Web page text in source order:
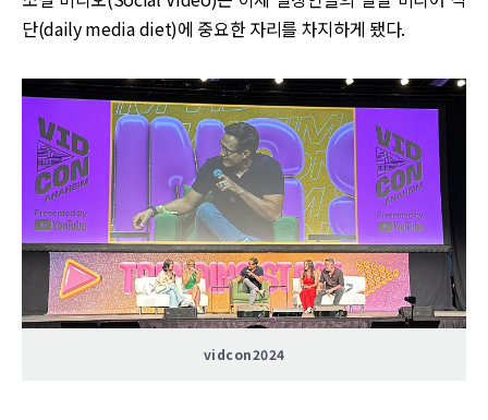
단(daily media diet)에 중요한 자리를 차지하게 됐다.
vidcon2024